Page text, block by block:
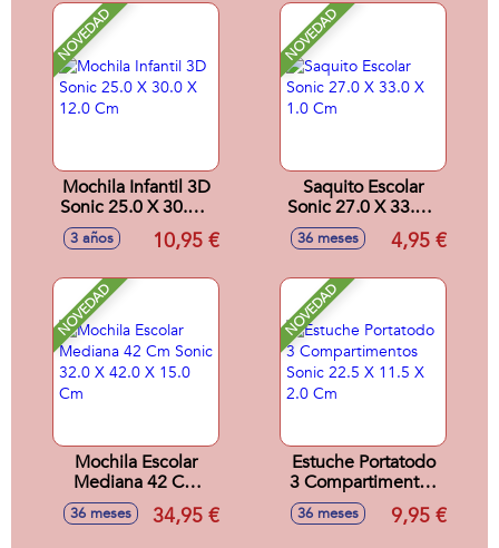
NOVEDAD
Mochila Infantil 3D
Sonic 25.0 X 30.0 X
12.0 Cm
3 años 10,95 €
NOVEDAD
Saquito Escolar
Sonic 27.0 X 33.0 X
1.0 Cm
36 meses 4,95 €
NOVEDAD
Mochila Escolar
Mediana 42 Cm
Sonic 32.0 X 42.0 X
15.0 Cm
36 meses 34,95 €
NOVEDAD
Estuche Portatodo
3 Compartimentos
Sonic 22.5 X 11.5 X
2.0 Cm
36 meses 9,95 €